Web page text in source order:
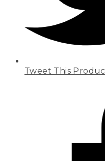
Tweet This